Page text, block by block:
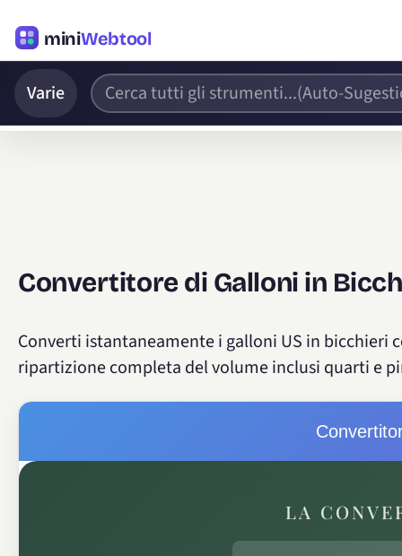
miniWebtool
Varie
Convertitore di Galloni in
Converti istantaneamente i galloni US in bicchieri
ripartizione completa del volume inclusi quarti e
LA